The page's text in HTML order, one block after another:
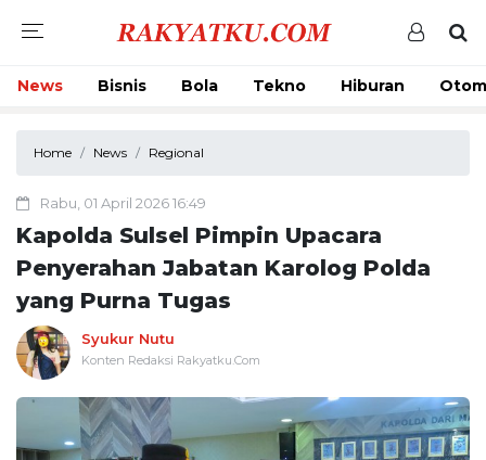
News Bisnis Bola Tekno Hiburan
Home News Regional
Rabu, 01 April 2026 16:49
Kapolda Sulsel Pimpin Upacara
Penyerahan Jabatan Karolog Polda
yang Purna Tugas
Syukur Nutu
Konten Redaksi Rakyatku.Com